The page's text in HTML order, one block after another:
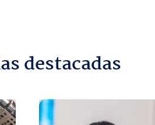
destacadas